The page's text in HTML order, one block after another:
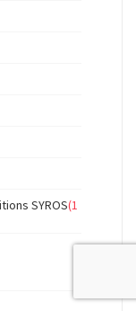
SYROS(1